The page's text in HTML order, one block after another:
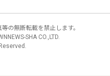
の無断転載を禁止します。
SHA CO.,LTD.